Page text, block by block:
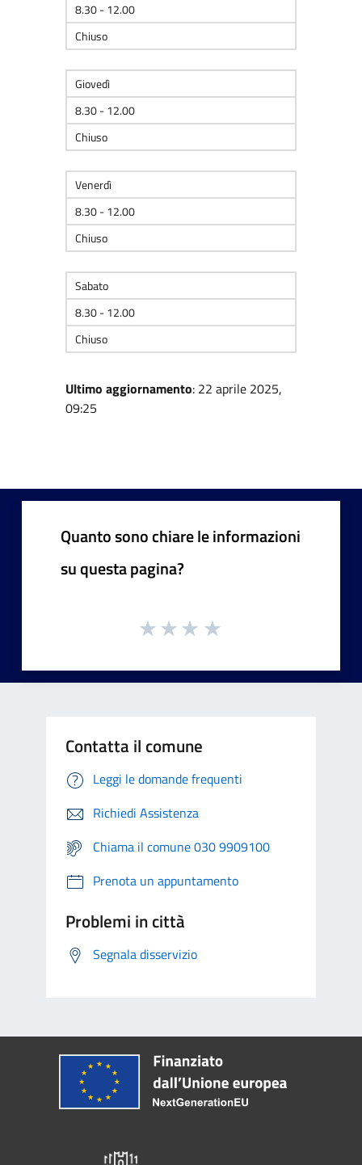
8.30 - 12.00
Chiuso
Giovedì
8.30 - 12.00
Chiuso
Venerdì
8.30 - 12.00
Chiuso
Sabato
8.30 - 12.00
Chiuso
Ultimo aggiornamento: 22 aprile 2025,
09:25
Quanto sono chiare le informazioni
su questa pagina?
Contatta il comune
Leggi le domande frequenti
Richiedi Assistenza
Chiama il comune 030 9909100
Prenota un appuntamento
Problemi in città
Segnala disservizio